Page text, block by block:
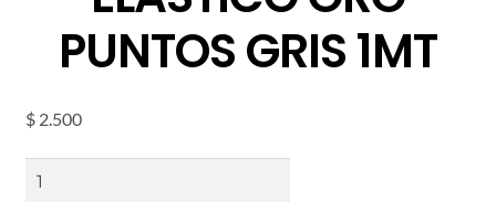
Finalizar compra
Mi cuenta
PUNTOS GRIS 1MT
$2.500
ELASTICO